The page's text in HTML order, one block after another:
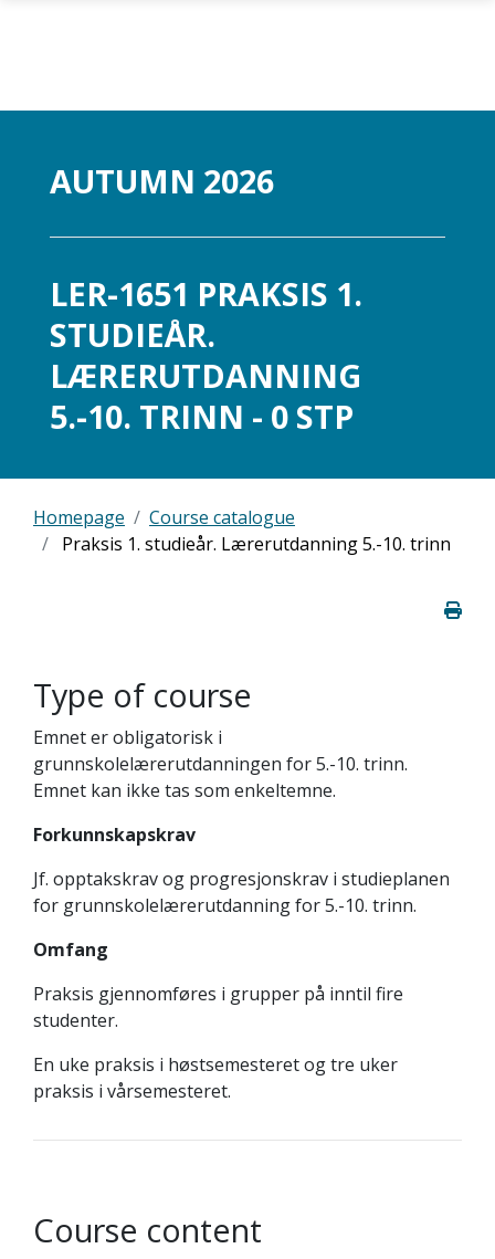
AUTUMN 2026
LER-1651 PRAKSIS 1.
STUDIEÅR.
LÆRERUTDANNING
5.-10. TRINN - 0 STP
Homepage
Course catalogue
Praksis 1. studieår. Lærerutdanning 5.-10. trinn
Type of course
Emnet er obligatorisk i
grunnskolelærerutdanningen for 5.-10. trinn.
Emnet kan ikke tas som enkeltemne.
Forkunnskapskrav
Jf. opptakskrav og progresjonskrav i studieplanen
for grunnskolelærerutdanning for 5.-10. trinn.
Omfang
Praksis gjennomføres i grupper på inntil fire
studenter.
En uke praksis i høstsemesteret og tre uker
praksis i vårsemesteret.
Course content